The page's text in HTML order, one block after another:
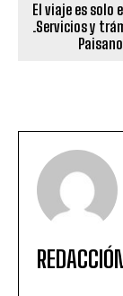
El viaje es solo
.Servicios y